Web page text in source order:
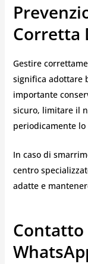
Corretta
Gestire
significa adottare
importante
sicuro, limitare il
periodicamente
In caso di
centro
adatte e
Contatto